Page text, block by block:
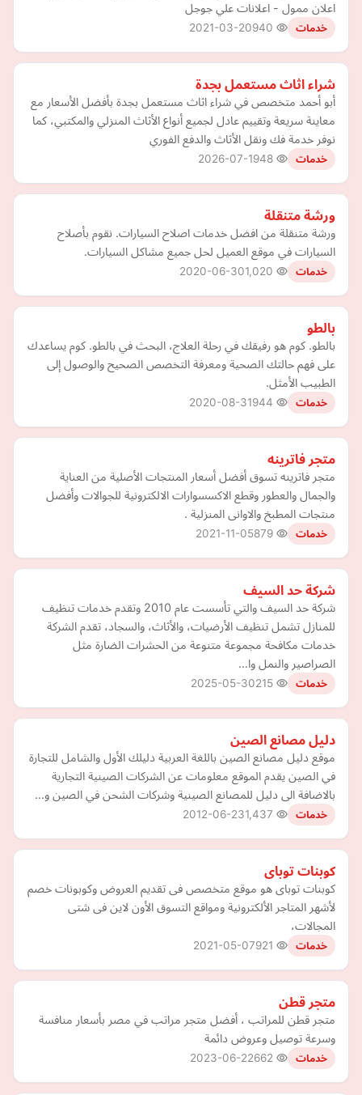
اعلان ممول - اعلانات علي جوجل
خدمات 2021-03-20
شراء اثاث مستعمل بجدة
أبو أحمد متخصص في شراء اثاث مستعمل بجدة بأفضل الأسعار مع
معاينة سريعة وتقييم عادل لجميع أنواع الأثاث المنزلي والمكتبي، كما
نوفر خدمة فك ونقل الأثاث والدفع الفوري
خدمات 2026-07-19
ورشة متنقلة
ورشة متنقلة من افضل خدمات اصلاح السيارات. نقوم بأصلاح
السيارات في موقع العميل لحل جميع مشاكل السيارات.
خدمات 2020-06-30
بالطو
بالطو. كوم هو رفيقك في رحلة العلاج، البحث في بالطو. كوم يساعدك
على فهم حالتك الصحية ومعرفة التخصص الصحيح والوصول إلى
الطبيب الأمثل.
خدمات 2020-08-31
متجر فاترينه
متجر فاترينه تسوق أفضل أسعار المنتجات الأصلية من العناية
والجمال والعطور وقطع الاكسسوارات الالكترونية للجوالات وأفضل
منتجات المطبخ والاوانى المنزلية .
خدمات 2021-11-05
شركة حد السيف
شركة حد السيف والتي تأسست عام 2010 وتقدم خدمات تنظيف
للمنازل تشمل تنظيف الأرضيات، والأثاث، والسجاد، تقدم الشركة
خدمات مكافحة مجموعة متنوعة من الحشرات الضارة مثل
الصراصير والنمل وا…
خدمات 2025-05-30
دليل مصانع الصين
موقع دليل مصانع الصين باللغة العربية دليلك الأول والشامل للتجارة
في الصين يقدم الموقع معلومات عن الشركات الصينية التجارية
بالاضافة الى دليل للمصانع الصينية وشركات الشحن في الصين و…
خدمات 2012-06-23
كوبنات توباى
كوبنات توباى هو موقع متخصص فى تقديم العروض وكوبونات خصم
لأشهر المتاجر الألكترونية ومواقع التسوق الأون لاين فى شتى
المجالات،
خدمات 2021-05-07
متجر قطن
متجر قطن للمراتب ، أفضل متجر مراتب في مصر بأسعار منافسة
وسرعة توصيل وعروض دائمة
خدمات 2023-06-22